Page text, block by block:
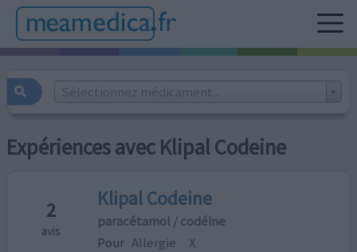
Sélectionnez médicament...
Expériences avec Klipal Codeine
2
avis
Klipal Codeine
paracétamol / codéine
Pour Allergie X